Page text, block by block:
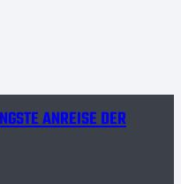
ANREISE DER